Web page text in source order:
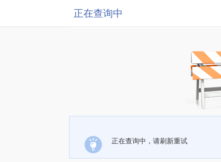
正在查询中
正在查询中，请刷新重试